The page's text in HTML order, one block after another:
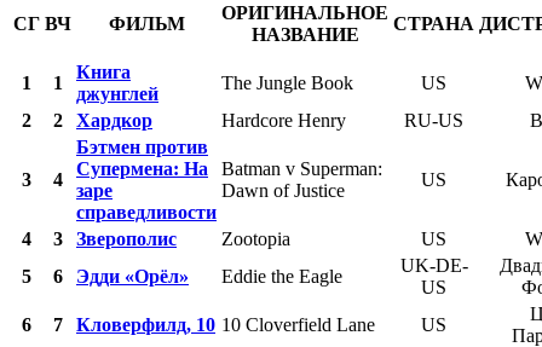
СГ ВЧ ФИЛЬМ
ОРИГИНАЛЬНОЕ
НАЗВАНИЕ
СТРАНА
1 1
Книга
джунглей
The Jungle Book US
2
2 Хардкор Hardcore Henry RU-US
3 4
Бэтмен против
Супермена: На
заре
справедливости
Batman v Superman:
Dawn of Justice
US
4 3 Зверополис Zootopia US
5
6 Эдди «Орёл» Eddie the Eagle
UK-DE-
US
6
7 Кловерфилд, 10 10 Cloverfield Lane US